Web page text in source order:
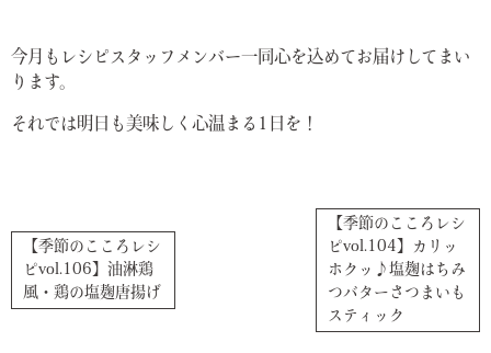
今月もレシピスタッフメンバー一同心を込めてお届けしてまい
ります。
それでは明日も美味しく心温まる1日を！
【季節のこころレシ
ピvol.106】油淋鶏
風・鶏の塩麹唐揚げ
【季節のこころレシ
ピvol.104】カリッ
ホクッ♪塩麹はちみ
つバターさつまいも
スティック